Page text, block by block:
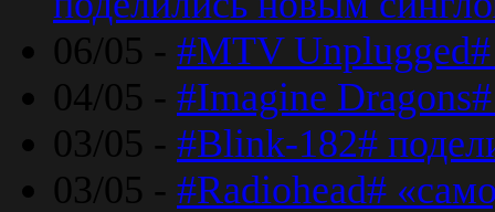
06/05 - #MTV Unplugged#
04/05 - #Imagine
03/05 - #Blink-182#
03/05 - #Radiohead#